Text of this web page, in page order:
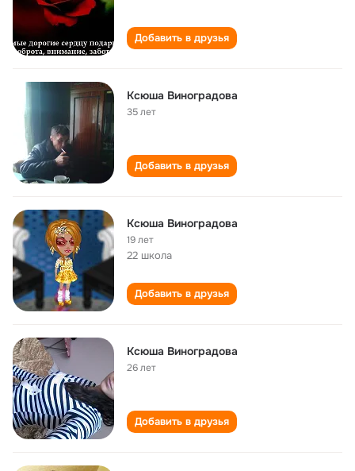
Добавить в друзья
Ксюша Виноградова
35 лет
Добавить в друзья
Ксюша Виноградова
19 лет
22 школа
Добавить в друзья
Ксюша Виноградова
26 лет
Добавить в друзья